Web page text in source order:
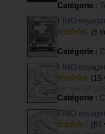
transport
Catégorie :
FIMO
(5
Catégorie :
FIMO
(15
Initiale
Catégorie :
FIMO
(61